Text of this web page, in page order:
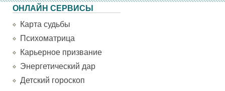
ОНЛАЙН СЕРВИСЫ
Карта судьбы
Психоматрица
Карьерное призвание
Энергетический дар
Детский гороскоп